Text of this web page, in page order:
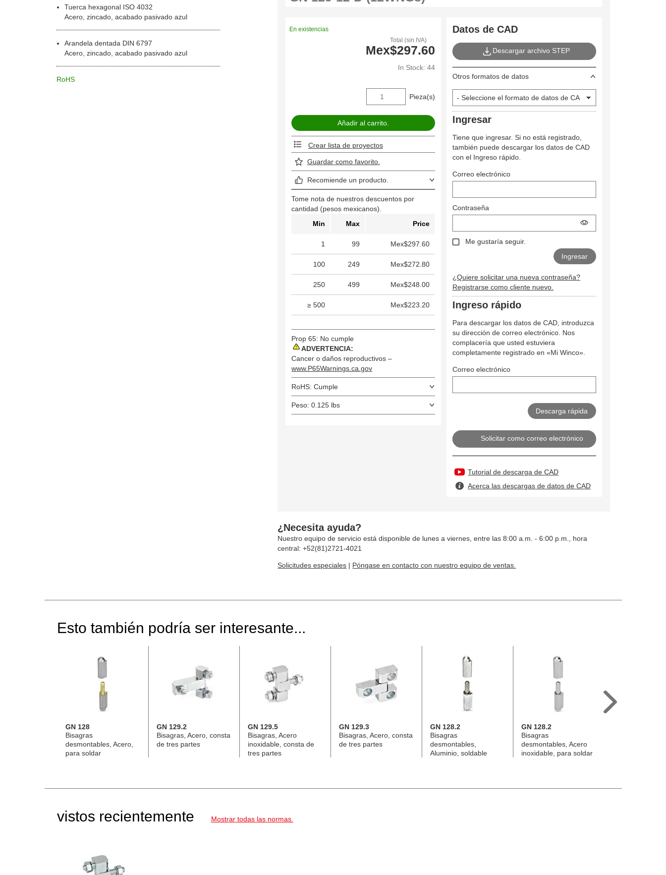
Tuerca hexagonal ISO 4032
Acero, zincado, acabado pasivado azul
Arandela dentada DIN 6797
Acero, zincado, acabado pasivado azul
RoHS
Total (sin IVA)
Mex$297.60
In Stock: 44
En existencias
Pieza(s)
Crear lista de proyectos
Guardar como favorito.
Recomiende un producto.
Tome nota de nuestros descuentos por
cantidad (pesos mexicanos).
Min
Max Price
1 99 Mex$297.60
100 249 Mex$272.80
250 499 Mex$248.00
≥ 500 Mex$223.20
Prop 65: No cumple
ADVERTENCIA:
Cancer o daños reproductivos –
www.P65Warnings.ca.gov
RoHS: Cumple
Peso: 0.125 lbs
Datos de CAD
Descargar archivo STEP
Otros formatos de datos
Ingresar
Tiene que ingresar. Si no está registrado,
también puede descargar los datos de CAD
con el Ingreso rápido.
Correo electrónico
Contraseña
Me gustaría seguir.
¿Quiere solicitar una nueva contraseña?
Registrarse como cliente nuevo.
Ingreso rápido
Para descargar los datos de CAD, introduzca
su dirección de correo electrónico. Nos
complacería que usted estuviera
completamente registrado en «Mi Winco».
Correo electrónico
Solicitar como correo electrónico
Tutorial de descarga de CAD
Acerca las descargas de datos de CAD
¿Necesita ayuda?
Nuestro equipo de servicio está disponible de lunes a viernes, entre las 8:00 a.m. - 6:00 p.m., hora
central: +52(81)2721-4021
Solicitudes especiales | Póngase en contacto con nuestro equipo de ventas.
Esto también podría ser interesante...
GN 128
Bisagras
desmontables, Acero,
para soldar
GN 129.2
Bisagras, Acero, consta
de tres partes
GN 129.5
Bisagras, Acero
inoxidable, consta de
tres partes
GN 129.3
Bisagras, Acero, consta
de tres partes
GN 128.2
Bisagras
desmontables,
Aluminio, soldable
GN 128.2
Bisagras
desmontables, Acero
inoxidable, para soldar
vistos recientemente Mostrar todas las normas.